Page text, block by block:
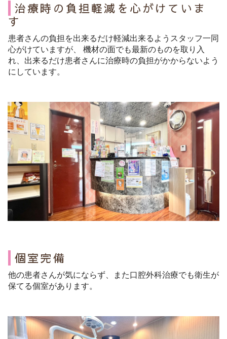
治療時の負担軽減を心がけていま
す
患者さんの負担を出来るだけ軽減出来るようスタッフ一同
心がけていますが、 機材の面でも最新のものを取り入
れ、出来るだけ患者さんに治療時の負担がかからないよう
にしています。
個室完備
他の患者さんが気にならず、また口腔外科治療でも衛生が
保てる個室があります。